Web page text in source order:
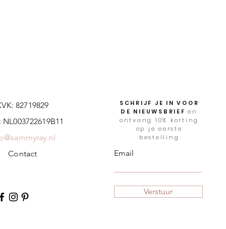
82719829
NL003722619B11
Contact
SCHRIJF JE IN VOOR
DE NIEUWSBRIEFen
ontvang 10% korting
op je eerste
bestelling
Email
Verstuur